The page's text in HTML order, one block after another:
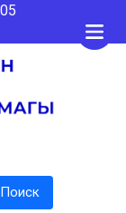
Поиск